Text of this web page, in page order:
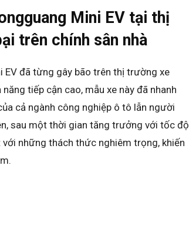
Mini EV tại thị
trên chính sân nhà
EV đã từng gây bão trên thị trường xe
tiếp cận cao, mẫu xe này đã nhanh
cả ngành công nghiệp ô tô lẫn người
sau một thời gian tăng trưởng với tốc độ
những thách thức nghiêm trọng, khiến